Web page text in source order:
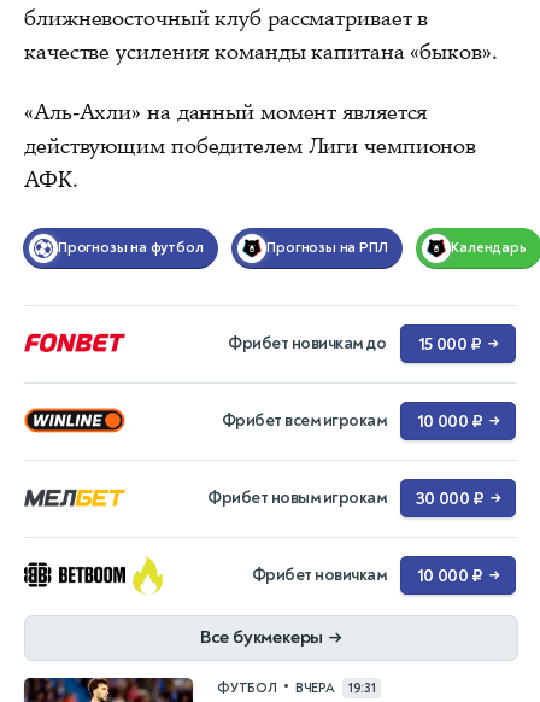
ближневосточный клуб рассматривает в
качестве усиления команды капитана «быков».
«Аль-Ахли» на данный момент является
действующим победителем Лиги чемпионов
АФК.
Прогнозы на футбол Прогнозы на РПЛ Календарь
Фрибет новичкам до 15 000 ₽ →
Фрибет всем игрокам 10 000 ₽ →
Фрибет новым игрокам 30 000 ₽ →
Фрибет новичкам 10 000 ₽ →
Все букмекеры →
ФУТБОЛ • ВЧЕРА 19:31